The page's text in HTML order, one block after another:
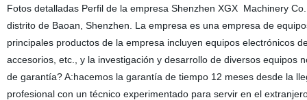
Fotos detalladas Perfil de la empresa Shenzhen XGX Machinery
distrito de Baoan, Shenzhen. La empresa es una empresa de
principales productos de la empresa incluyen equipos electrónicos
accesorios, etc., y la investigación y desarrollo de diversos equipos
de garantía? A:hacemos la garantía de tiempo 12 meses desde la
profesional con un técnico experimentado para servir en el